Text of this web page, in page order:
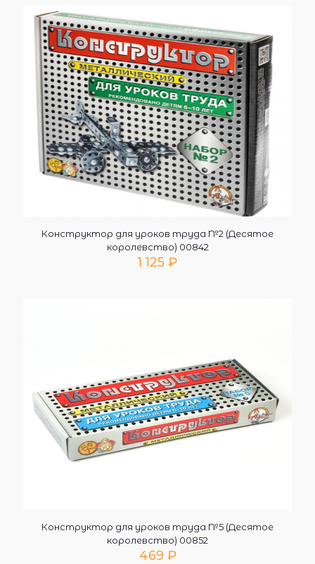
Конструктор для уроков труда №2 (Десятое
королевство) 00842
1 125 ₽
Конструктор для уроков труда №5 (Десятое
королевство) 00852
469 ₽